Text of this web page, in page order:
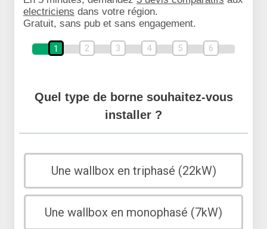
electriciens dans votre région.
Gratuit, sans pub et sans engagement.
1 2 3 4 5 6
Quel type de borne souhaitez-vous
installer ?
Une wallbox en triphasé (22kW)
Une wallbox en monophasé (7kW)